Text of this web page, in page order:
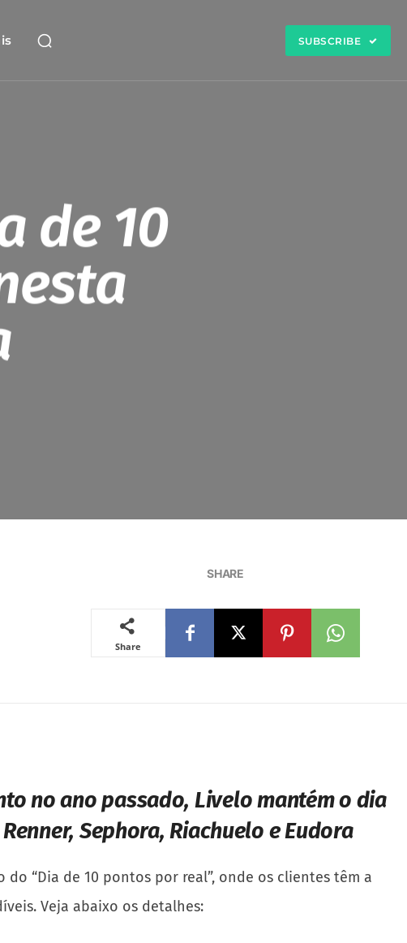
SUBSCRIBE
de 10
SHARE
Share
no ano passado, Livelo mantém o dia
Sephora, Riachuelo e Eudora
“Dia de 10 pontos por real”, onde os clientes têm a
Veja abaixo os detalhes: